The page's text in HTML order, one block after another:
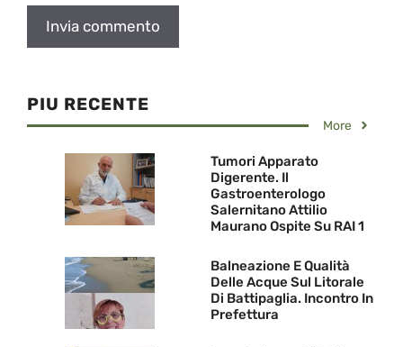
PIU RECENTE
More
Tumori Apparato
Digerente. Il
Gastroenterologo
Salernitano Attilio
Maurano Ospite Su RAI 1
Balneazione E Qualità
Delle Acque Sul Litorale
Di Battipaglia. Incontro In
Prefettura